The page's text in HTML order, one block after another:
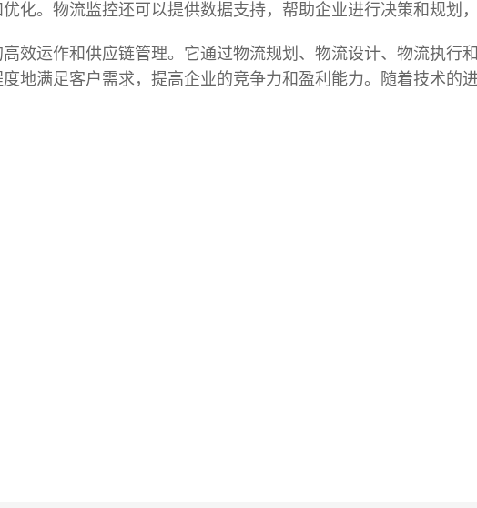
化。物流监控还可以提供数据支持，帮助企业进行决策和规划
效运作和供应链管理。它通过物流规划、物流设计、物流执行
地满足客户需求，提高企业的竞争力和盈利能力。随着技术的